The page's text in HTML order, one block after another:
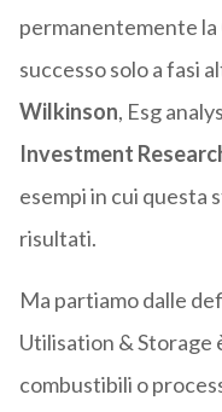
permanentemente la
successo solo a fasi
Wilkinson, Esg
Investment
esempi in cui questa
risultati.
Ma partiamo dalle
Utilisation & Storage
combustibili o